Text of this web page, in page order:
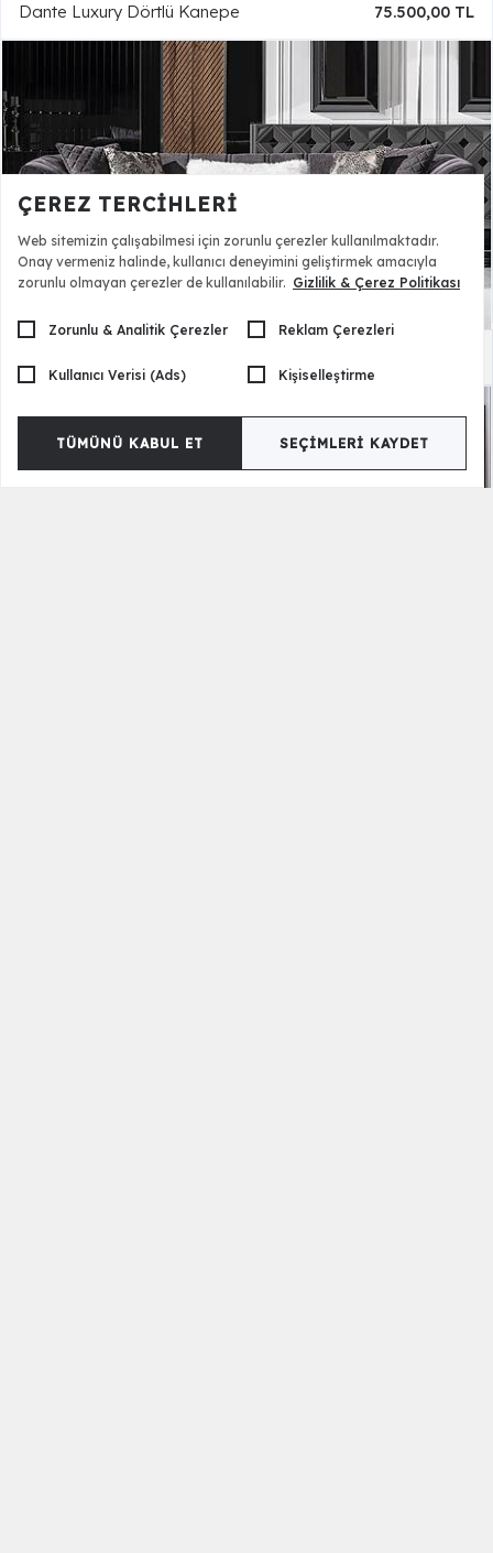
Dante Luxury Dörtlü Kanepe 75.500,00 TL
ÇEREZ TERCIHLERI
Web sitemizin çalışabilmesi için zorunlu çerezler kullanılmaktadır.
Onay vermeniz halinde, kullanıcı deneyimini geliştirmek amacıyla
zorunlu olmayan çerezler de kullanılabilir. Gizlilik & Çerez Politikası
Zorunlu & Analitik Çerezler Reklam Çerezleri
Kullanıcı Verisi (Ads) Kişiselleştirme
TÜMÜNÜ KABUL ET SEÇIMLERI KAYDET